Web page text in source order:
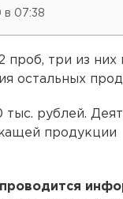
в 07:38
проб, три из них
остальных
рублей.
продукции